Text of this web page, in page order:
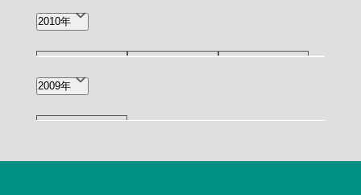
12月(1)
2010年
11月(1)
2009年